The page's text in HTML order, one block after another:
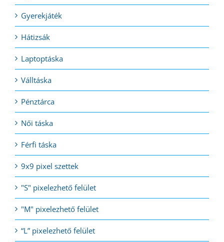
Gyerekjáték
Hátizsák
Laptoptáska
Válltáska
Pénztárca
Női táska
Férfi táska
9x9 pixel szettek
"S" pixelezhető felület
"M" pixelezhető felület
“L” pixelezhető felület